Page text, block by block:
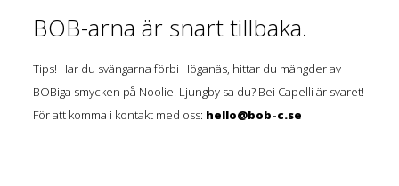
BOB-arna är snart tillbaka.
Tips! Har du svängarna förbi Höganäs, hittar du mängder av
BOBiga smycken på Noolie. Ljungby sa du? Bei Capelli är svaret!
För att komma i kontakt med oss: hello@bob-c.se